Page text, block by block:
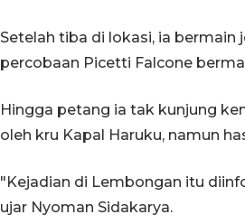
Setelah tiba di lokasi, ia
percobaan Picetti Falcone
Hingga petang ia tak kunjung
oleh kru Kapal Haruku, namun
"Kejadian di Lembongan itu
ujar Nyoman Sidakarya.